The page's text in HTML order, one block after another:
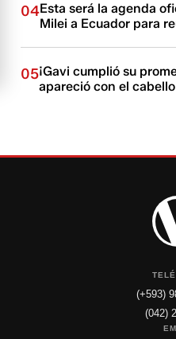
04Esta será la agenda
Milei a Ecuador para
05¡Gavi cumplió su
apareció con el
(+593)
(042)